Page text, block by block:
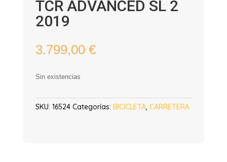
TCR ADVANCED SL 2
2019
3.799,00 €
Sin existencias
SKU: 16524 Categorías: BICICLETA, CARRETERA